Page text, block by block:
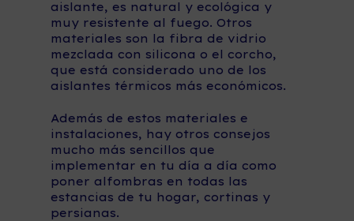
aislante, es natural y ecológica y
muy resistente al fuego. Otros
materiales son la fibra de vidrio
mezclada con silicona o el corcho,
que está considerado uno de los
aislantes térmicos más económicos.
Además de estos materiales e
instalaciones, hay otros consejos
mucho más sencillos que
implementar en tu día a día como
poner alfombras en todas las
estancias de tu hogar, cortinas y
persianas.